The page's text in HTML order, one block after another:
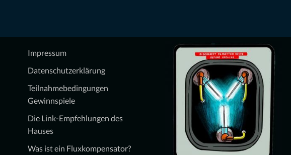
Impressum
Datenschutzerklärung
Teilnahmebedingungen
Gewinnspiele
Die Link-Empfehlungen des
Hauses
Was ist ein Fluxkompensator?